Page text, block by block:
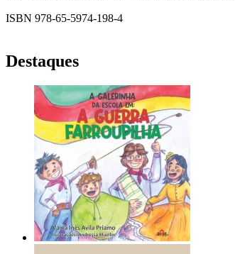
ISBN 978-65-5974-198-4
Destaques